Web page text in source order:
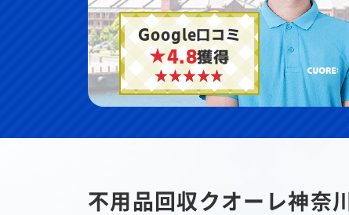
Google口コミ
★4.8獲得
不用品回収クオーレ神奈